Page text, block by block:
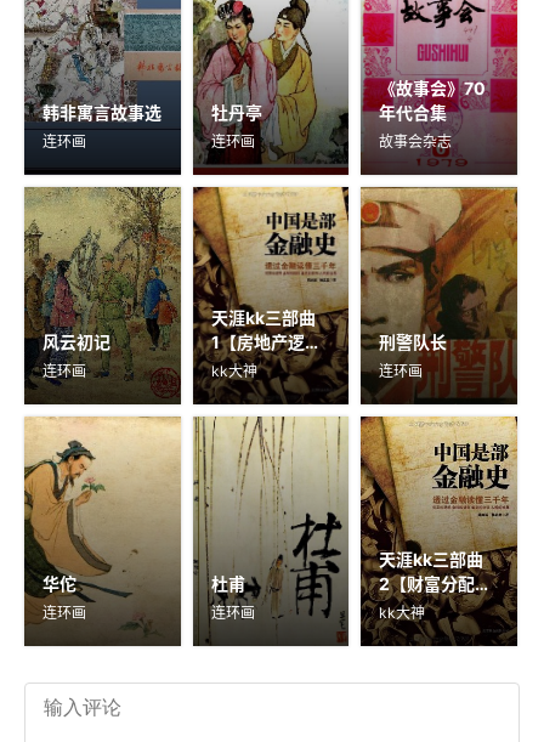
韩非寓言故事选
连环画
牡丹亭
连环画
《故事会》70
年代合集
故事会杂志
风云初记
连环画
天涯kk三部曲
1【房地产逻
辑】
kk大神
刑警队长
连环画
华佗
连环画
杜甫
连环画
天涯kk三部曲
2【财富分配逻
辑】
kk大神